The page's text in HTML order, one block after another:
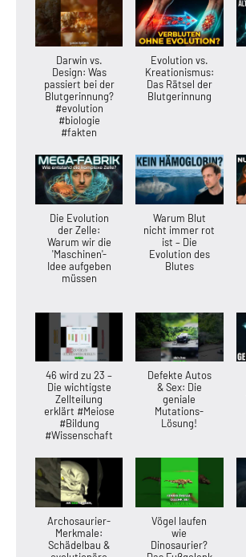
Darwin vs.
Design: Was
passiert bei der
Blutgerinnung?
#evolution
#biologie
#fakten
Evolution vs.
Kreationismus:
Das Rätsel der
Blutgerinnung
Die Evolution
der Zelle:
Warum wir die
'Maschinen'-
Idee aufgeben
müssen
Warum Blut
nicht immer rot
ist – Die
Evolution des
Blutes
46 wird zu 23 –
Die wichtigste
Zellteilung
erklärt #Meiose
#Bildung
#Wissenschaft
Defekte Autos
& Sex: Die
geniale
Mutations-
Lösung!
Archosaurier-
Merkmale:
Schädelbau &
Vögel laufen
wie
Dinosaurier?